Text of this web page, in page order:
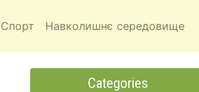
Спорт Навколишнє середовище
Categories